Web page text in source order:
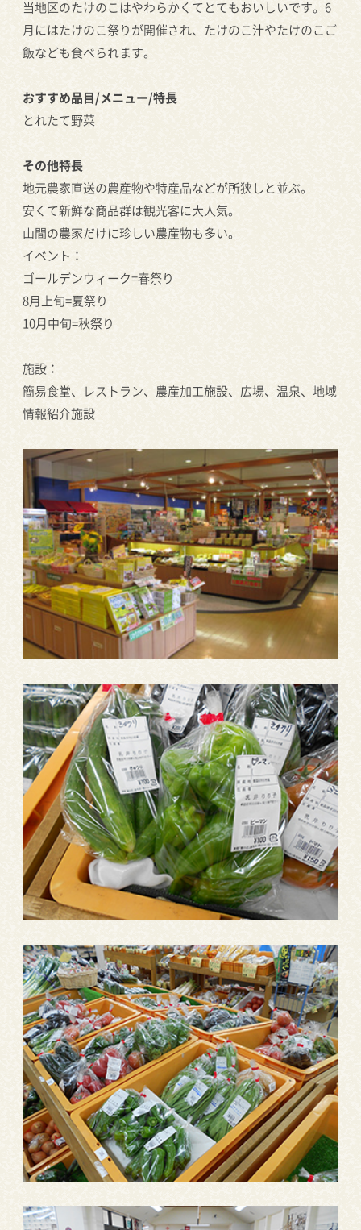
当地区のたけのこはやわらかくてとてもおいしいです。6
月にはたけのこ祭りが開催され、たけのこ汁やたけのこご
飯なども食べられます。
おすすめ品目/メニュー/特長
とれたて野菜
その他特長
地元農家直送の農産物や特産品などが所狭しと並ぶ。
安くて新鮮な商品群は観光客に大人気。
山間の農家だけに珍しい農産物も多い。
イベント：
ゴールデンウィーク=春祭り
8月上旬=夏祭り
10月中旬=秋祭り
施設：
簡易食堂、レストラン、農産加工施設、広場、温泉、地域
情報紹介施設